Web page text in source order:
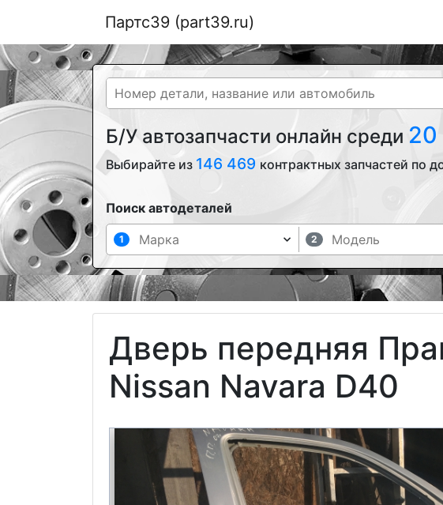
Партс39 (part39.ru)
Б/У автозапчасти онлайн среди 20
Выбирайте из 146 469 контрактных запчастей по
Поиск автодеталей
1 2
Дверь передняя
Nissan Navara D40